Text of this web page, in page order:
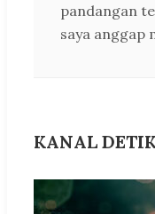
pandangan
saya anggap
KANAL